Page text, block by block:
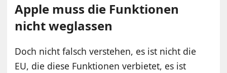
Apple muss die Funktionen
nicht weglassen
Doch nicht falsch verstehen, es ist nicht die
EU, die diese Funktionen verbietet, es ist